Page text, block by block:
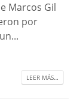
Marcos Gil
por
LEER MÁS…